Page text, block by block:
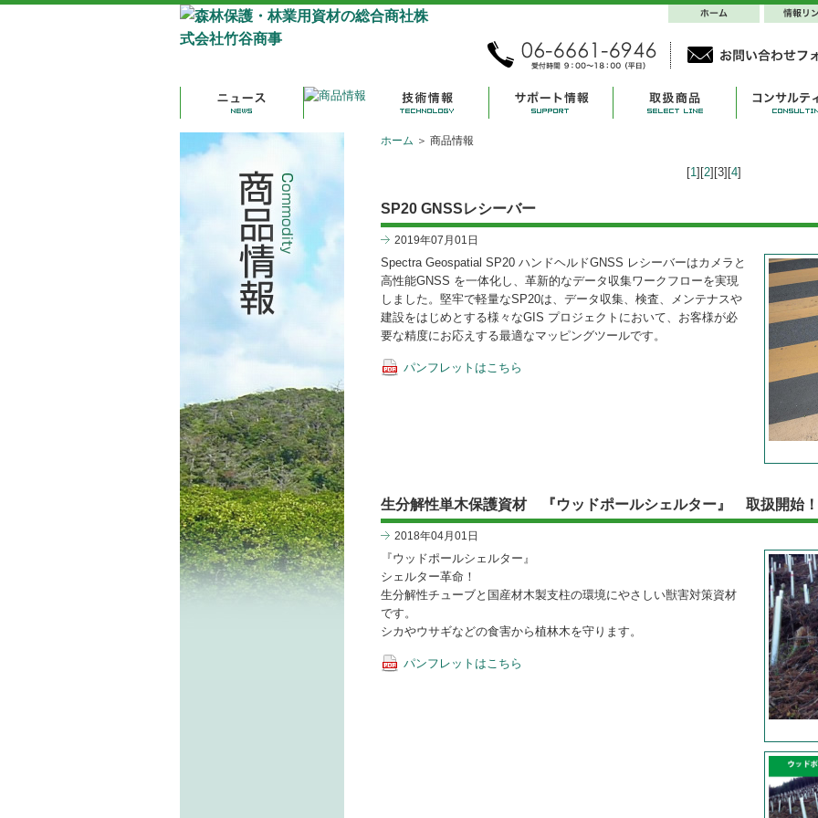
ホーム ＞ 商品情報
[1][2][3][4]
SP20 GNSSレシーバー
2019年07月01日
Spectra Geospatial SP20 ハンドヘルドGNSS レシーバーはカメラと
高性能GNSS を一体化し、革新的なデータ収集ワークフローを実現
しました。堅牢で軽量なSP20は、データ収集、検査、メンテナスや
建設をはじめとする様々なGIS プロジェクトにおいて、お客様が必
要な精度にお応えする最適なマッピングツールです。
パンフレットはこちら
生分解性単木保護資材 『ウッドポールシェルター』 取扱開始！
2018年04月01日
『ウッドポールシェルター』
シェルター革命！
生分解性チューブと国産材木製支柱の環境にやさしい獣害対策資材
です。
シカやウサギなどの食害から植林木を守ります。
パンフレットはこちら